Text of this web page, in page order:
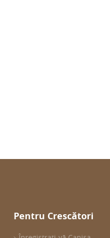
Pentru Crescători